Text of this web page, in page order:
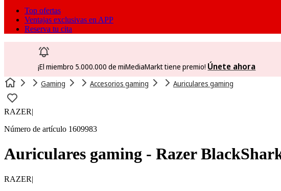
Top ofertas
Ventajas exclusivas en APP
Reserva tu cita
¡El miembro 5.000.000 de miMediaMarkt tiene premio! Únete ahora
Gaming Accesorios gaming Auriculares gaming
RAZER|
Número de artículo 1609983
Auriculares gaming - Razer
RAZER|